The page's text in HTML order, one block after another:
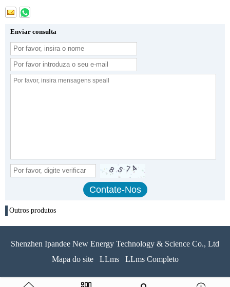
Enviar consulta
Outros produtos
Shenzhen Ipandee New Energy Technology & Science Co., Ltd
Mapa do site
LLms LLms Completo